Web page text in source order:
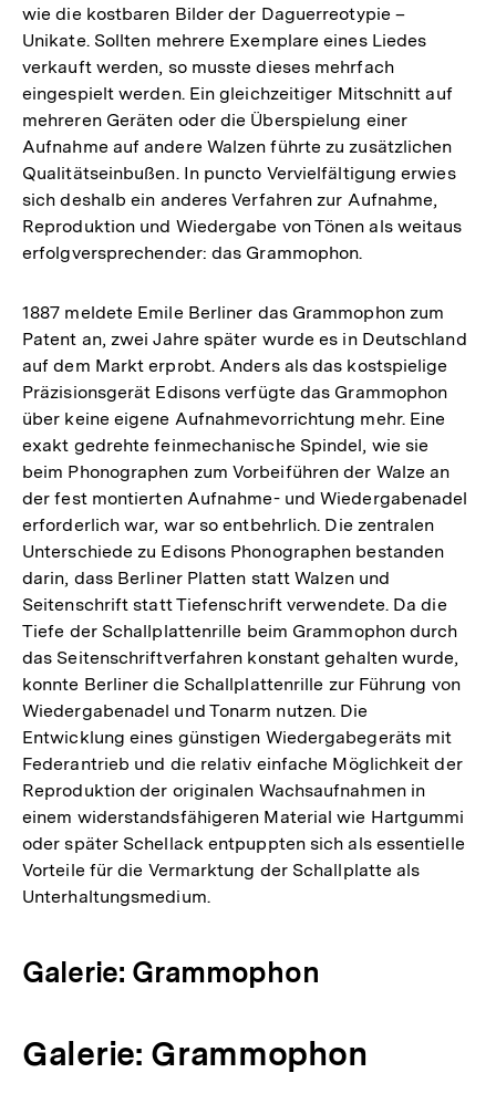
wie die kostbaren Bilder der Daguerreotypie –
Unikate. Sollten mehrere Exemplare eines Liedes
verkauft werden, so musste dieses mehrfach
eingespielt werden. Ein gleichzeitiger Mitschnitt auf
mehreren Geräten oder die Überspielung einer
Aufnahme auf andere Walzen führte zu zusätzlichen
Qualitätseinbußen. In puncto Vervielfältigung erwies
sich deshalb ein anderes Verfahren zur Aufnahme,
Reproduktion und Wiedergabe von Tönen als weitaus
erfolgversprechender: das Grammophon.
1887 meldete Emile Berliner das Grammophon zum
Patent an, zwei Jahre später wurde es in Deutschland
auf dem Markt erprobt. Anders als das kostspielige
Präzisionsgerät Edisons verfügte das Grammophon
über keine eigene Aufnahmevorrichtung mehr. Eine
exakt gedrehte feinmechanische Spindel, wie sie
beim Phonographen zum Vorbeiführen der Walze an
der fest montierten Aufnahme- und Wiedergabenadel
erforderlich war, war so entbehrlich. Die zentralen
Unterschiede zu Edisons Phonographen bestanden
darin, dass Berliner Platten statt Walzen und
Seitenschrift statt Tiefenschrift verwendete. Da die
Tiefe der Schallplattenrille beim Grammophon durch
das Seitenschriftverfahren konstant gehalten wurde,
konnte Berliner die Schallplattenrille zur Führung von
Wiedergabenadel und Tonarm nutzen. Die
Entwicklung eines günstigen Wiedergabegeräts mit
Federantrieb und die relativ einfache Möglichkeit der
Reproduktion der originalen Wachsaufnahmen in
einem widerstandsfähigeren Material wie Hartgummi
oder später Schellack entpuppten sich als essentielle
Vorteile für die Vermarktung der Schallplatte als
Unterhaltungsmedium.
Galerie: Grammophon
Galerie: Grammophon